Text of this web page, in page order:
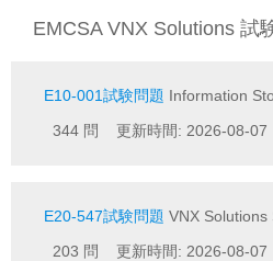
EMCSA VNX Solutions 試
E10-001試験問題 Information
344 問 更新時間: 2026-08-07
E20-547試験問題 VNX
203 問 更新時間: 2026-08-07